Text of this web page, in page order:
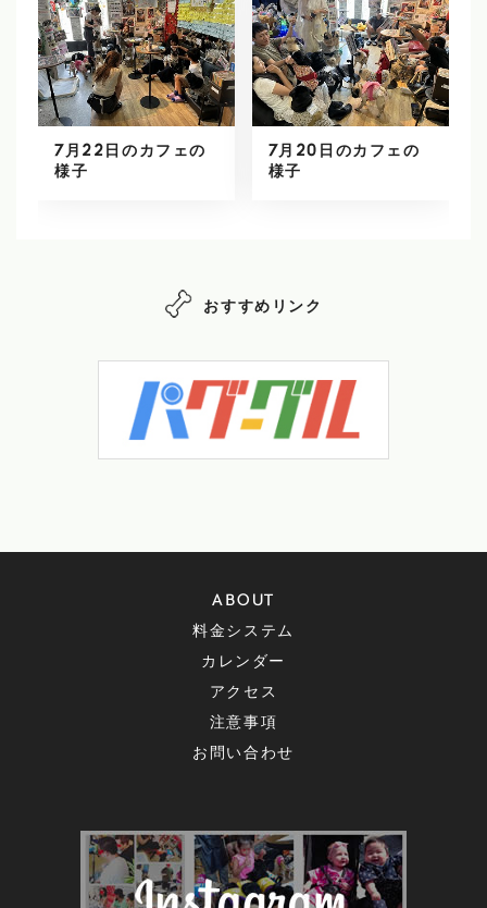
7月22日のカフェの
様子
7月20日のカフェの
様子
おすすめリンク
ABOUT
料金システム
カレンダー
アクセス
注意事項
お問い合わせ